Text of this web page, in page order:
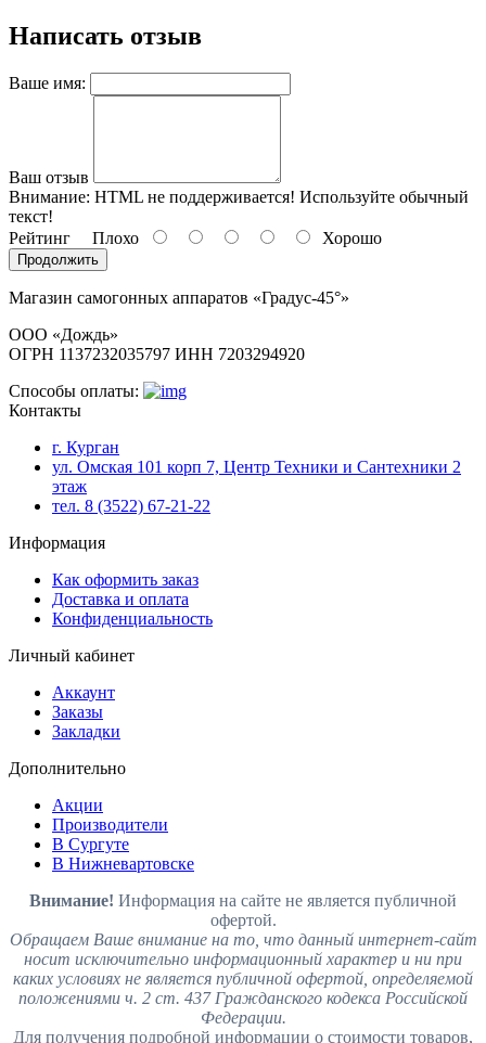
Написать отзыв
Ваше имя:
Ваш отзыв
Внимание: HTML не поддерживается! Используйте обычный
текст!
Рейтинг Плохо Хорошо
Продолжить
Магазин самогонных аппаратов «Градус-45°»
ООО «Дождь»
ОГРН 1137232035797 ИНН 7203294920
Способы оплаты:
Контакты
г. Курган
ул. Омская 101 корп 7, Центр Техники и Сантехники 2
этаж
тел. 8 (3522) 67-21-22
Информация
Как оформить заказ
Доставка и оплата
Конфиденциальность
Личный кабинет
Аккаунт
Заказы
Закладки
Дополнительно
Акции
Производители
В Сургуте
В Нижневартовске
Внимание! Информация на сайте не является публичной
офертой.
Обращаем Ваше внимание на то, что данный интернет-сайт
носит исключительно информационный характер и ни при
каких условиях не является публичной офертой, определяемой
положениями ч. 2 ст. 437 Гражданского кодекса Российской
Федерации.
Для получения подробной информации о стоимости товаров,